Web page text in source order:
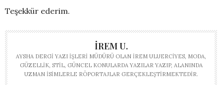
Teşekkür ederim.
İREM U.
AYSHA DERGI YAZI İŞLERI MÜDÜRÜ OLAN İREM ULUERCIYES, MODA,
GÜZELLIK, STIL, GÜNCEL KONULARDA YAZILAR YAZIP, ALANINDA
UZMAN ISIMLERLE RÖPORTAJLAR GERÇEKLEŞTIRMEKTEDIR.